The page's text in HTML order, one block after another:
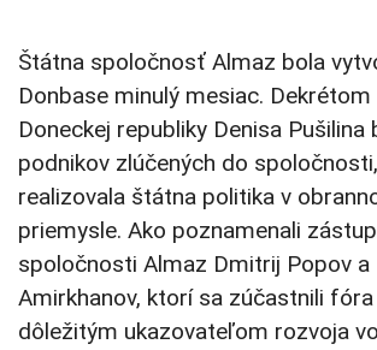
Štátna spoločnosť Almaz bola
Donbase minulý mesiac.
Doneckej republiky Denisa Pušilina
podnikov zlúčených do
realizovala štátna politika v
priemysle. Ako poznamenali
spoločnosti Almaz Dmitrij Popov a
Amirkhanov, ktorí sa zúčastnili
dôležitým ukazovateľom rozvoja